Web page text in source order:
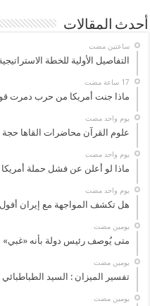
أحدث المقالات
‏ساعتين مضت
التفاصيل الأولية للخطة
ماذا جنت أمريكا من حرب دمرت
‏يوم واحد مضت
علوم القرآن محاضرات القاها حجة
‏يوم واحد مضت
ماذا لو أعلن عن فشل حملة
‏يوم واحد مضت
هل تكشف المواجهة مع إيران أفول
‏يومين مضت
متى يُوصف رئيس دولة بأنه «غبي»
‏يومين مضت
تفسير الميزان : السيد الطباطبائي
‏يومين مضت